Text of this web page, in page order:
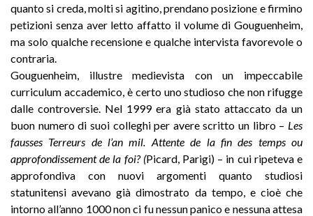
quanto si creda, molti si agitino, prendano posizione e firmino
petizioni senza aver letto affatto il volume di Gouguenheim,
ma solo qualche recensione e qualche intervista favorevole o
contraria.
Gouguenheim, illustre medievista con un impeccabile
curriculum accademico, è certo uno studioso che non rifugge
dalle controversie. Nel 1999 era già stato attaccato da un
buon numero di suoi colleghi per avere scritto un libro – Les
fausses Terreurs de l’an mil.
Attente de la fin des temps ou
approfondissement de la foi? (Picard, Parigi) – in cui ripeteva e
approfondiva con nuovi argomenti quanto studiosi
statunitensi avevano già dimostrato da tempo, e cioè che
intorno all’anno 1000 non ci fu nessun panico e nessuna attesa